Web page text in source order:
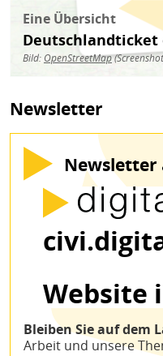
Eine Übersicht
Deutschlandticket
Bild: OpenStreetMap
Newsletter
Newsletter
Bleiben Sie auf dem
Arbeit und unsere